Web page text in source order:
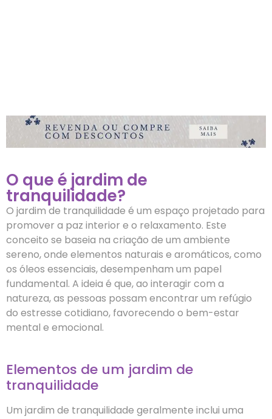
O que é jardim de
tranquilidade?
O jardim de tranquilidade é um espaço projetado para
promover a paz interior e o relaxamento. Este
conceito se baseia na criação de um ambiente
sereno, onde elementos naturais e aromáticos, como
os óleos essenciais, desempenham um papel
fundamental. A ideia é que, ao interagir com a
natureza, as pessoas possam encontrar um refúgio
do estresse cotidiano, favorecendo o bem-estar
mental e emocional.
Elementos de um jardim de
tranquilidade
Um jardim de tranquilidade geralmente inclui uma